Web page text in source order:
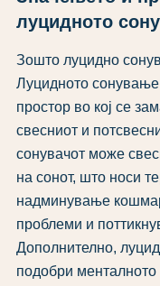
луцидното
Зошто луцидно
Луцидното
простор во кој се
свесниот и
сонувачот може
на сонот, што носи
надминување
проблеми и
Дополнително,
подобри менталното